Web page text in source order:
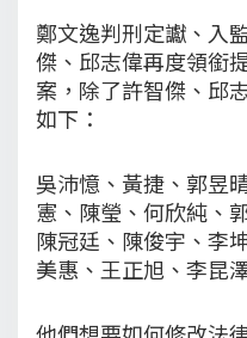
鄭文逸判刑定讞、入
傑、邱志偉再度領銜
案，除了許智傑、邱
如下：
吳沛憶、黃捷、郭昱
憲、陳瑩、何欣純、
陳冠廷、陳俊宇、李
美惠、王正旭、李昆